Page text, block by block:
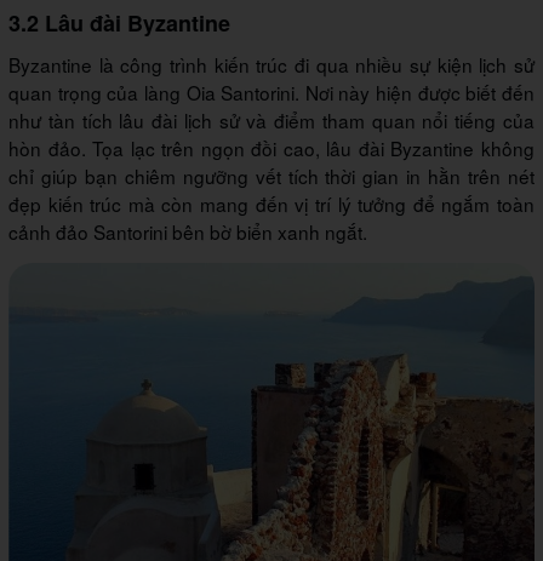
3.2 Lâu đài Byzantine
Byzantine là công trình kiến trúc đi qua nhiều sự kiện lịch sử
quan trọng của làng Oia Santorini. Nơi này hiện được biết đến
như tàn tích lâu đài lịch sử và điểm tham quan nổi tiếng của
hòn đảo. Tọa lạc trên ngọn đồi cao, lâu đài Byzantine không
chỉ giúp bạn chiêm ngưỡng vết tích thời gian in hằn trên nét
đẹp kiến trúc mà còn mang đến vị trí lý tưởng để ngắm toàn
cảnh đảo Santorini bên bờ biển xanh ngắt.